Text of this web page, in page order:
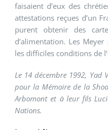
faisaient d’eux des
attestations reçues d’un
purent obtenir des
d’alimentation. Les
les difficiles conditions de
Le 14 décembre 1992, Yad
pour la Mémoire de la
Arbomont et à leur fils
Nations.